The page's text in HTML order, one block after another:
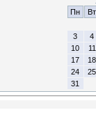
Пн
Вт
3
4
10
11
17
18
24
25
31